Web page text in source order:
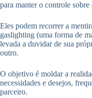
para manter o controle sobre
Eles podem recorrer a
gaslighting (uma forma de
levada a duvidar de sua
outro.
O objetivo é moldar a
necessidades e desejos,
parceiro.